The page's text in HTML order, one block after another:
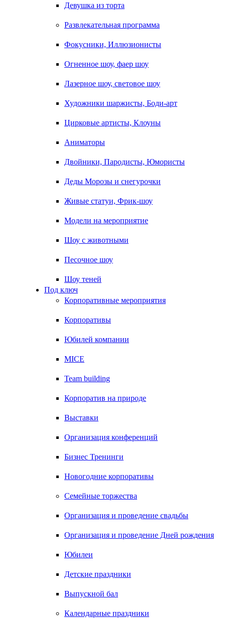
Девушка из торта
Развлекательная программа
Фокусники, Иллюзионисты
Огненное шоу, фаер шоу
Лазерное шоу, световое шоу
Художники шаржисты, Боди-арт
Цирковые артисты, Клоуны
Аниматоры
Двойники, Пародисты, Юмористы
Деды Морозы и снегурочки
Живые статуи, Фрик-шоу
Модели на мероприятие
Шоу с животными
Песочное шоу
Шоу теней
Под ключ
Корпоративные мероприятия
Корпоративы
Юбилей компании
MICE
Team building
Корпоратив на природе
Выставки
Организация конференций
Бизнес Тренинги
Новогодние корпоративы
Семейные торжества
Организация и проведение свадьбы
Организация и проведение Дней рождения
Юбилеи
Детские праздники
Выпускной бал
Календарные праздники